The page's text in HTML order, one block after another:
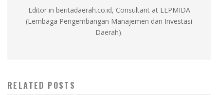
Editor in beritadaerah.co.id, Consultant at LEPMIDA
(Lembaga Pengembangan Manajemen dan Investasi
Daerah).
RELATED POSTS